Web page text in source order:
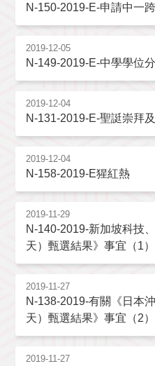
N-150-2019-E-申請中一
2019-12-05
N-149-2019-E-中學學位
2019-12-04
N-131-2019-E-聖誔崇拜
2019-12-04
N-158-2019-E猩紅熱
2019-11-29
N-140-2019-新加坡科技
天）甄選結果》事宜（1）
2019-11-27
N-138-2019-有關《日本
天）甄選結果》事宜（2）
2019-11-27